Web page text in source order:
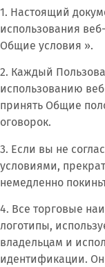
1. Настоящий
использования
Общие условия ».
2. Каждый
использованию
принять Общие
оговорок.
3. Если вы не
условиями,
немедленно
4. Все торговые
логотипы,
владельцам и
идентификации.